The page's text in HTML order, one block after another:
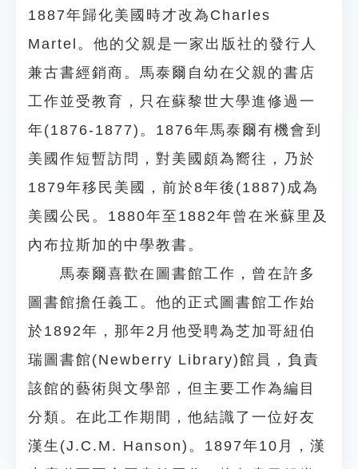
1887年歸化美國時才改為Charles
Martel。他的父親是一家出版社的發行人
兼古書經銷商。馬泰爾自幼在父親的書店
工作並受教育，只在蘇黎世大學進修過一
年(1876-1877)。1876年馬泰爾有機會到
美國作短暫訪問，對美國頗為嚮往，乃於
1879年移民美國，前於8年後(1887)成為
美國公民。1880年至1882年曾在米蘇里及
內布拉斯加的中學教書。
馬泰爾喜歡在圖書館工作，曾在許多
圖書館擔任義工。他的正式圖書館工作始
於1892年，那年2月他受聘為芝加哥紐伯
瑞圖書館(Newberry Library)館員，負責
該館的藝術與文學部，但主要工作為編目
分類。在此工作期間，他結識了一位好友
漢生(J.C.M. Hanson)。1897年10月，漢